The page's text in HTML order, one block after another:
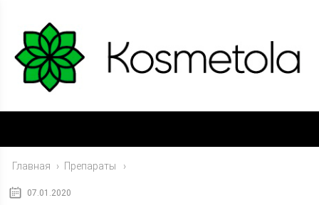
Главная › Препараты
07.01.2020